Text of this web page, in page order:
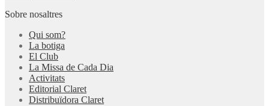
Sobre nosaltres
Qui som?
La botiga
El Club
La Missa de Cada Dia
Activitats
Editorial Claret
Distribuïdora Claret